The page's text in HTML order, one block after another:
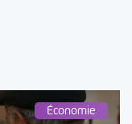
Économie